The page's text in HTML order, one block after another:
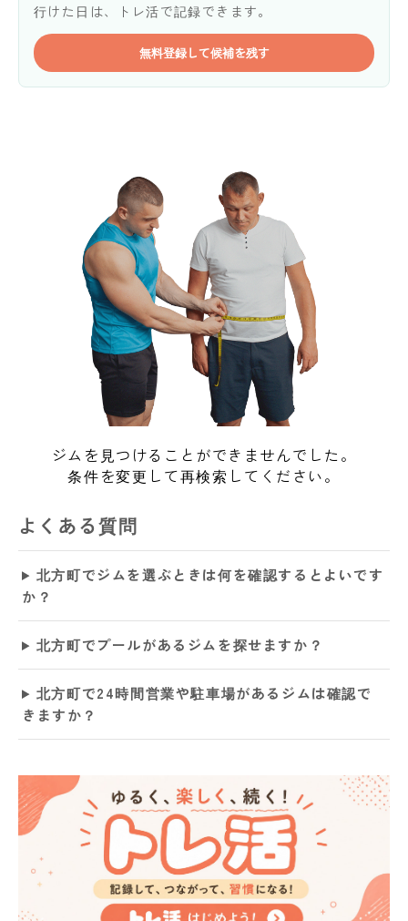
行けた日は、トレ活で記録できます。
無料登録して候補を残す
ジムを見つけることができませんでした。
条件を変更して再検索してください。
よくある質問
北方町でジムを選ぶときは何を確認するとよいです
か？
北方町でプールがあるジムを探せますか？
北方町で24時間営業や駐車場があるジムは確認で
きますか？